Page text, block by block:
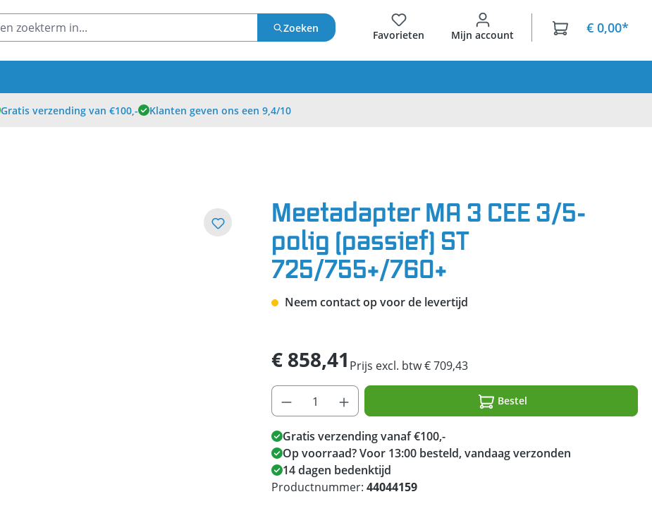
Zoeken
Favorieten Mijn account € 0,00*
Gratis verzending van €100,- Klanten geven ons een 9,4/10
Meetadapter MA 3 CEE 3/5-
polig (passief) ST
725/755+/760+
Neem contact op voor de levertijd
€ 858,41 Prijs excl. btw € 709,43
Bestel
Gratis verzending vanaf €100,-
Op voorraad? Voor 13:00 besteld, vandaag verzonden
14 dagen bedenktijd
Productnummer: 44044159